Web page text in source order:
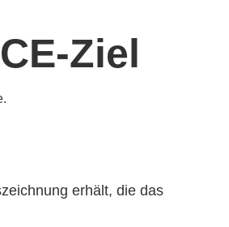
Ziel
erhält, die das